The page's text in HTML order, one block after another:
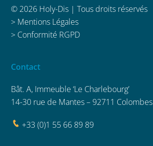
© 2026 Holy-Dis | Tous droits réservés
> Mentions Légales
> Conformité RGPD
Contact
Bât. A, Immeuble ‘Le Charlebourg’
14-30 rue de Mantes – 92711 Colombes
+33 (0)1 55 66 89 89